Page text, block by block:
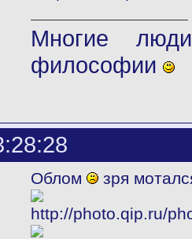
Многие
философии
Облом зря